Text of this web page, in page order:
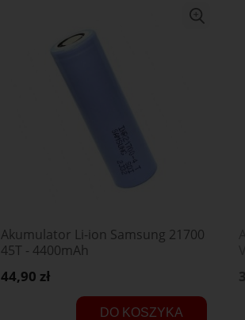
Akumulator Li-ion Samsung 21700
45T - 4400mAh
44,90 zł
DO KOSZYKA